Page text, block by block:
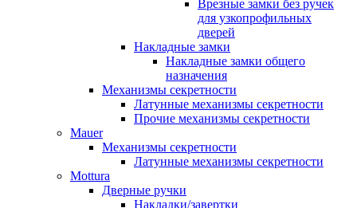
Врезные замки без ручек
для узкопрофильных
дверей
Накладные замки
Накладные замки общего
назначения
Механизмы секретности
Латунные механизмы секретности
Прочие механизмы секретности
Mauer
Механизмы секретности
Латунные механизмы секретности
Mottura
Дверные ручки
Накладки/завертки